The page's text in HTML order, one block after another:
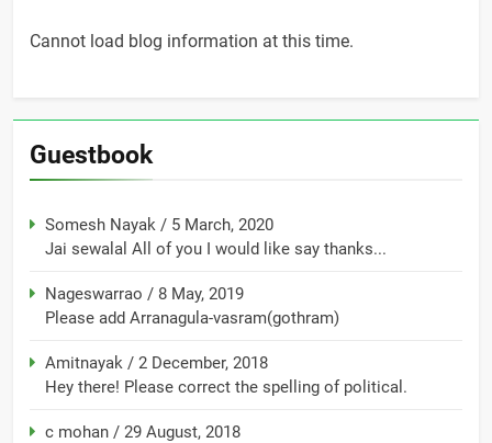
Cannot load blog information at this time.
Guestbook
Somesh Nayak / 5 March, 2020
Jai sewalal All of you I would like say thanks...
Nageswarrao / 8 May, 2019
Please add Arranagula-vasram(gothram)
Amitnayak / 2 December, 2018
Hey there! Please correct the spelling of political.
c mohan / 29 August, 2018